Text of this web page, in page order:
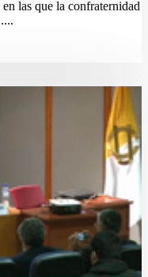
las que la confraternidad